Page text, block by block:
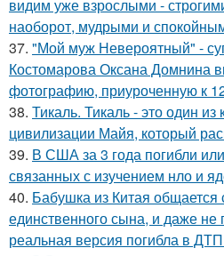
видим уже взрослыми -
наоборот, мудрыми и
37. "Мой муж Невероятный" -
Костомарова Оксана Домнина
фотографию, приуроченную к
38. Тикаль. Тикаль - это один
цивилизации Майя, который
39. В США за 3 года погибли
связанных с изучением нло и
40. Бабушка из Китая
единственного сына, и даже не
реальная версия погибла в